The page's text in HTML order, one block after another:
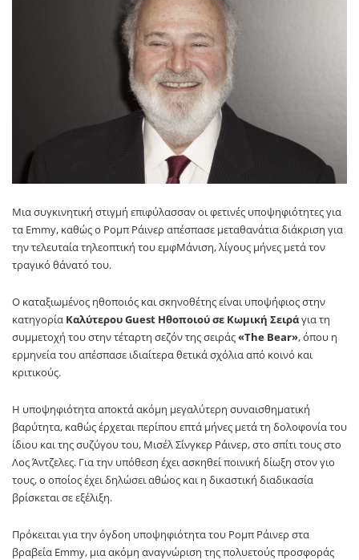
Mια συγκινητική στιγμή επιφύλασσαν οι φετινές υποψηφιότητες για
τα Emmy, καθώς ο Ρομπ Ράινερ απέσπασε μεταθανάτια διάκριση για
την τελευταία τηλεοπτική του εμφΜάνιση, λίγους μήνες μετά τον
τραγικό θάνατό του.
Ο καταξιωμένος ηθοποιός και σκηνοθέτης είναι υποψήφιος στην
κατηγορία Καλύτερου Guest Ηθοποιού σε Κωμική Σειράγια τη
συμμετοχή του στην τέταρτη σεζόν της σειράς«The Bear», όπου η
ερμηνεία του απέσπασε ιδιαίτερα θετικά σχόλια από κοινό και
κριτικούς.
Η υποψηφιότητα αποκτά ακόμη μεγαλύτερη συναισθηματική
βαρύτητα, καθώς έρχεται περίπου επτά μήνες μετά τη δολοφονία του
ίδιου και της συζύγου του, Μισέλ Σίνγκερ Ράινερ, στο σπίτι τους στο
Λος Άντζελες. Για την υπόθεση έχει ασκηθεί ποινική δίωξη στον γιο
τους, ο οποίος έχει δηλώσει αθώος και η δικαστική διαδικασία
βρίσκεται σε εξέλιξη.
Πρόκειται για την όγδοη υποψηφιότητα του Ρομπ Ράινερ στα
βραβεία Emmy, μια ακόμη αναγνώριση της πολυετούς προσφοράς